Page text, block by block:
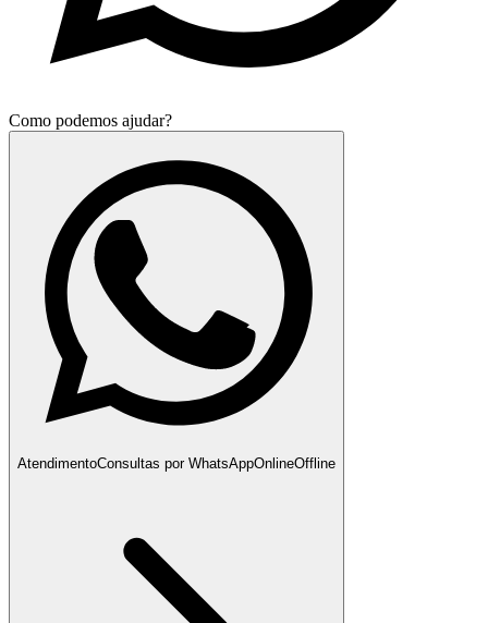
Como podemos ajudar?
AtendimentoConsultas por WhatsAppOnlineOffline